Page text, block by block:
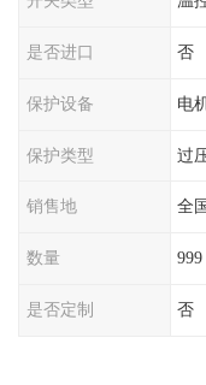
是否进口 否
保护设备 电
保护类型 过
销售地 全
数量 999
是否定制 否